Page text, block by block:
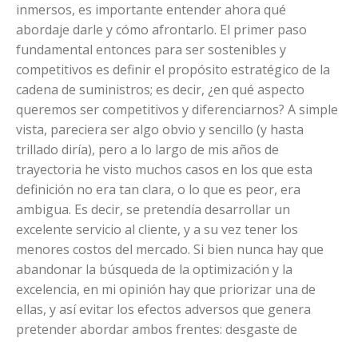
inmersos, es importante entender ahora qué
abordaje darle y cómo afrontarlo. El primer paso
fundamental entonces para ser sostenibles y
competitivos es definir el propósito estratégico de la
cadena de suministros; es decir, ¿en qué aspecto
queremos ser competitivos y diferenciarnos? A simple
vista, pareciera ser algo obvio y sencillo (y hasta
trillado diría), pero a lo largo de mis años de
trayectoria he visto muchos casos en los que esta
definición no era tan clara, o lo que es peor, era
ambigua. Es decir, se pretendía desarrollar un
excelente servicio al cliente, y a su vez tener los
menores costos del mercado. Si bien nunca hay que
abandonar la búsqueda de la optimización y la
excelencia, en mi opinión hay que priorizar una de
ellas, y así evitar los efectos adversos que genera
pretender abordar ambos frentes: desgaste de